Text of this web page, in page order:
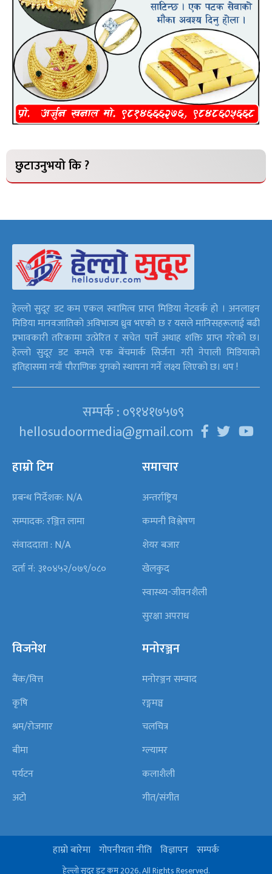
छुटाउनुभयो कि ?
हेल्लो सुदूर डट कम एकल स्वामित्व प्राप्त मिडिया नेटवर्क हो । अनलाइन
मिडिया मानवजातिको अविभाज्य ध्रुव भएको छ र यसले मानिसहरूलाई बढी
प्रभावकारी तरिकामा उत्प्रेरित र सचेत पार्ने अथाह शक्ति प्राप्त गरेको छ।
हेल्लो सुदूर डट कमले एक बेंचमार्क सिर्जना गरी नेपाली मिडियाको
इतिहासमा नयाँ पौराणिक युगको स्थापना गर्ने लक्ष्य लिएको छ। थप !
सम्पर्क : ०९१४१७५७९
hellosudoormedia@gmail.com
हाम्रो टिम
प्रबन्ध निर्देशक: N/A
सम्पादक: रञ्जित लामा
संवाददाता : N/A
दर्ता नं: ३१०४५२/०७९/०८०
समाचार
अन्तर्राष्ट्रिय
कम्पनी विश्लेषण
शेयर बजार
खेलकुद
स्वास्थ्य-जीवनशैली
सुरक्षा अपराध
विजनेश
बैंक/वित्त
कृषि
श्रम/रोजगार
बीमा
पर्यटन
अटो
मनोरञ्जन
मनोरञ्जन सम्वाद
रङ्गमञ्च
चलचित्र
ग्ल्यामर
कलाशैली
गीत/संगीत
हाम्रो बारेमा गोपनीयता नीति विज्ञापन सम्पर्क
हेल्लो सुदूर डट कम 2026, All Rights Reserved.